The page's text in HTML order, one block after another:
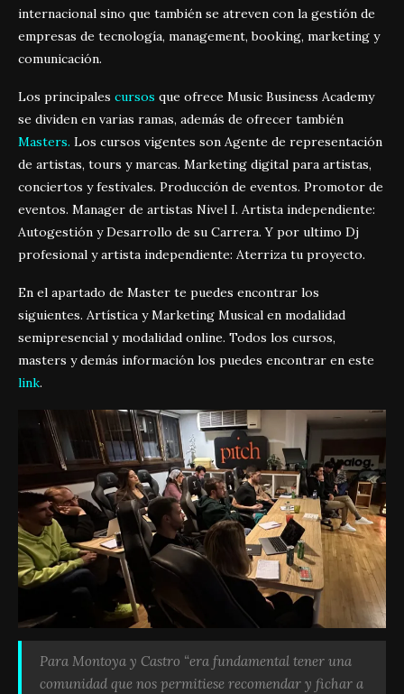
internacional sino que también se atreven con la gestión de
empresas de tecnología, management, booking, marketing y
comunicación.
Los principales cursos que ofrece Music Business Academy
se dividen en varias ramas, además de ofrecer también
Masters. Los cursos vigentes son Agente de representación
de artistas, tours y marcas. Marketing digital para artistas,
conciertos y festivales. Producción de eventos. Promotor de
eventos. Manager de artistas Nivel I. Artista independiente:
Autogestión y Desarrollo de su Carrera. Y por ultimo Dj
profesional y artista independiente: Aterriza tu proyecto.
En el apartado de Master te puedes encontrar los
siguientes. Artística y Marketing Musical en modalidad
semipresencial y modalidad online. Todos los cursos,
masters y demás información los puedes encontrar en este
link.
Para Montoya y Castro “era fundamental tener una
comunidad que nos permitiese recomendar y fichar a